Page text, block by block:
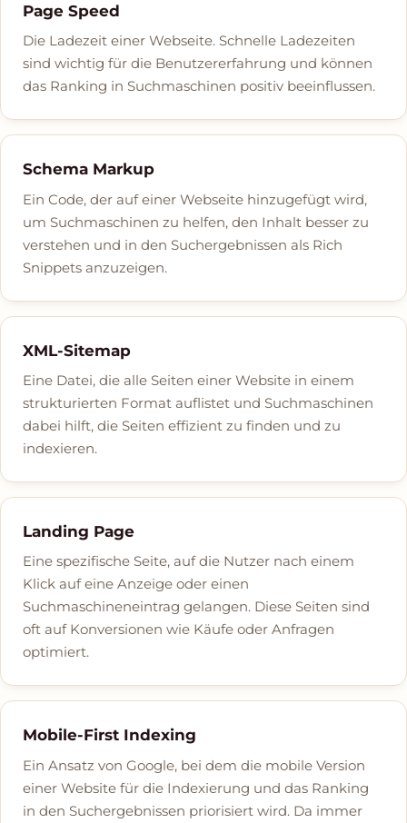
Page Speed
Die Ladezeit einer Webseite. Schnelle Ladezeiten
sind wichtig für die Benutzererfahrung und können
das Ranking in Suchmaschinen positiv beeinflussen.
Schema Markup
Ein Code, der auf einer Webseite hinzugefügt wird,
um Suchmaschinen zu helfen, den Inhalt besser zu
verstehen und in den Suchergebnissen als Rich
Snippets anzuzeigen.
XML-Sitemap
Eine Datei, die alle Seiten einer Website in einem
strukturierten Format auflistet und Suchmaschinen
dabei hilft, die Seiten effizient zu finden und zu
indexieren.
Landing Page
Eine spezifische Seite, auf die Nutzer nach einem
Klick auf eine Anzeige oder einen
Suchmaschineneintrag gelangen. Diese Seiten sind
oft auf Konversionen wie Käufe oder Anfragen
optimiert.
Mobile-First Indexing
Ein Ansatz von Google, bei dem die mobile Version
einer Website für die Indexierung und das Ranking
in den Suchergebnissen priorisiert wird. Da immer